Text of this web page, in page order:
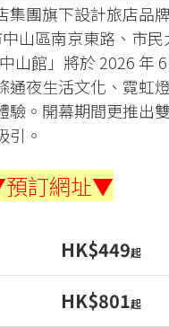
集團旗下設計旅店品
山區南京東路、市
山館」將於 2026 年
夜生活文化、霓虹
。開幕期間更推出
引。
訂網址▼
HK$449起
HK$801起